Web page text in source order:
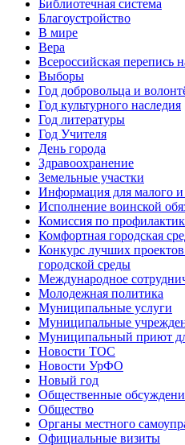
Библиотечная система
Благоустройство
В мире
Вера
Всероссийская перепись
Выборы
Год добровольца и
Год культурного наследия
Год литературы
Год Учителя
День города
Здравоохранение
Земельные участки
Информация для малого и
Исполнение воинской
Комиссия по
Комфортная городская
Конкурс лучших
городской среды
Международное
Молодежная политика
Муниципальные услуги
Муниципальные
Муниципальный приют
Новости ТОС
Новости УрФО
Новый год
Общественные
Общество
Органы местного
Официальные визиты